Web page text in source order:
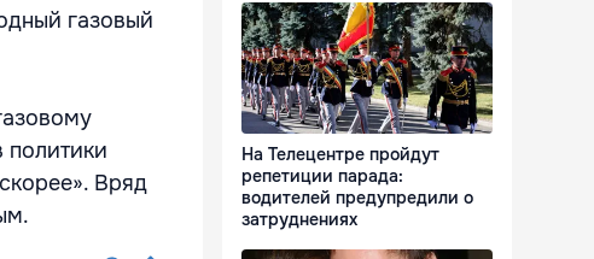
газовый
Вряд
На Телецентре пройдут
репетиции парада:
водителей предупредили о
затруднениях